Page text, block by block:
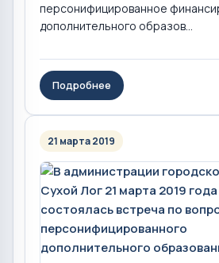
персонифицированное
дополнительного образов...
Подробнее
21 марта 2019